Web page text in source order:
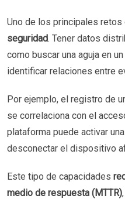
Uno de los principales
seguridad. Tener datos
como buscar una aguja en
identificar relaciones entre
Por ejemplo, el registro de
se correlaciona con el
plataforma puede activar
desconectar el dispositivo
Este tipo de capacidades
medio de respuesta (MTTR)